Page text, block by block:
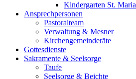
Kindergarten St. Maria
Ansprechpersonen
Pastoralteam
Verwaltung & Mesner
Kirchengemeinderäte
Gottesdienste
Sakramente & Seelsorge
Taufe
Seelsorge & Beichte